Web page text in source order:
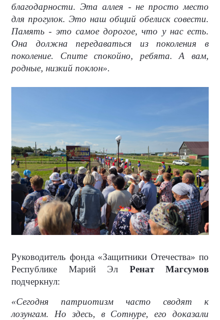
благодарности. Эта аллея - не просто место
для прогулок. Это наш общий обелиск совести.
Память - это самое дорогое, что у нас есть.
Она должна передаваться из поколения в
поколение. Спите спокойно, ребята. А вам,
родные, низкий поклон».
Руководитель фонда «Защитники Отечества» по
Республике Марий Эл Ренат Магсумов
подчеркнул:
«Сегодня патриотизм часто сводят к
лозунгам. Но здесь, в Сотнуре, его доказали